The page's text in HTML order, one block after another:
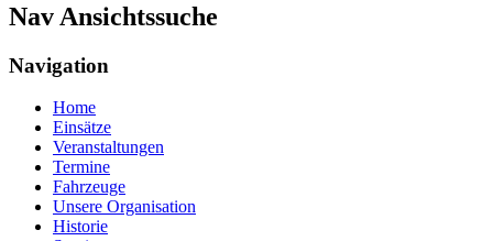
Nav Ansichtssuche
Navigation
Home
Einsätze
Veranstaltungen
Termine
Fahrzeuge
Unsere Organisation
Historie